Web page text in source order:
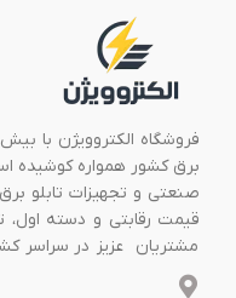
فروشگاه الکتروویژن با
برق کشور همواره کوشیده
صنعتی و تجهیزات تابلو
قیمت رقابتی و دسته اول،
مشتریان عزیز در سراسر